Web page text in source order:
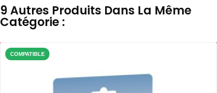
9 Autres Produits Dans La Même
Catégorie :
COMPATIBLE